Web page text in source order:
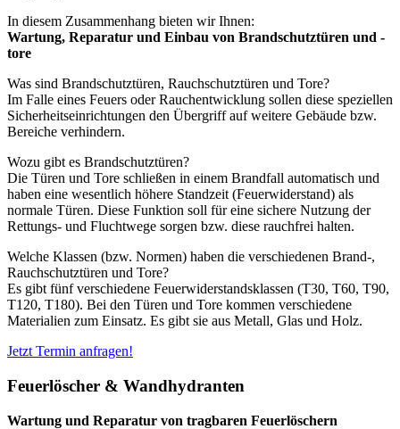
In diesem Zusammenhang bieten wir Ihnen:
Wartung, Reparatur und Einbau von Brandschutztüren und -
tore
Was sind Brandschutztüren, Rauchschutztüren und Tore?
Im Falle eines Feuers oder Rauchentwicklung sollen diese speziellen
Sicherheitseinrichtungen den Übergriff auf weitere Gebäude bzw.
Bereiche verhindern.
Wozu gibt es Brandschutztüren?
Die Türen und Tore schließen in einem Brandfall automatisch und
haben eine wesentlich höhere Standzeit (Feuerwiderstand) als
normale Türen. Diese Funktion soll für eine sichere Nutzung der
Rettungs- und Fluchtwege sorgen bzw. diese rauchfrei halten.
Welche Klassen (bzw. Normen) haben die verschiedenen Brand-,
Rauchschutztüren und Tore?
Es gibt fünf verschiedene Feuerwiderstandsklassen (T30, T60, T90,
T120, T180). Bei den Türen und Tore kommen verschiedene
Materialien zum Einsatz. Es gibt sie aus Metall, Glas und Holz.
Jetzt Termin anfragen!
Feuerlöscher & Wandhydranten
Wartung und Reparatur von tragbaren Feuerlöschern